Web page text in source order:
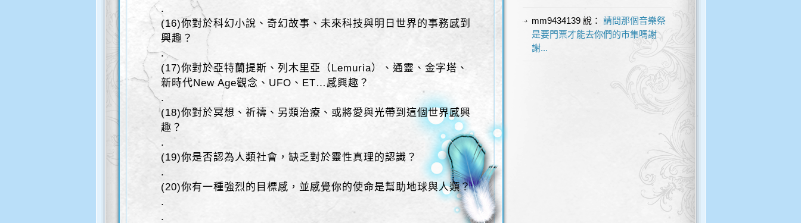
.
(16)你對於科幻小說、奇幻故事、未來科技與明日世界的事務感到
興趣？
.
(17)你對於亞特蘭提斯、列木里亞（Lemuria）、通靈、金字塔、
新時代New Age觀念、UFO、ET…感興趣？
.
(18)你對於冥想、祈禱、另類治療、或將愛與光帶到這個世界感興
趣？
.
(19)你是否認為人類社會，缺乏對於靈性真理的認識？
.
(20)你有一種強烈的目標感，並感覺你的使命是幫助地球與人類？
.
.
mm9434139說： 請問那個音樂祭
是要門票才能去你們的市集嗎謝
謝...